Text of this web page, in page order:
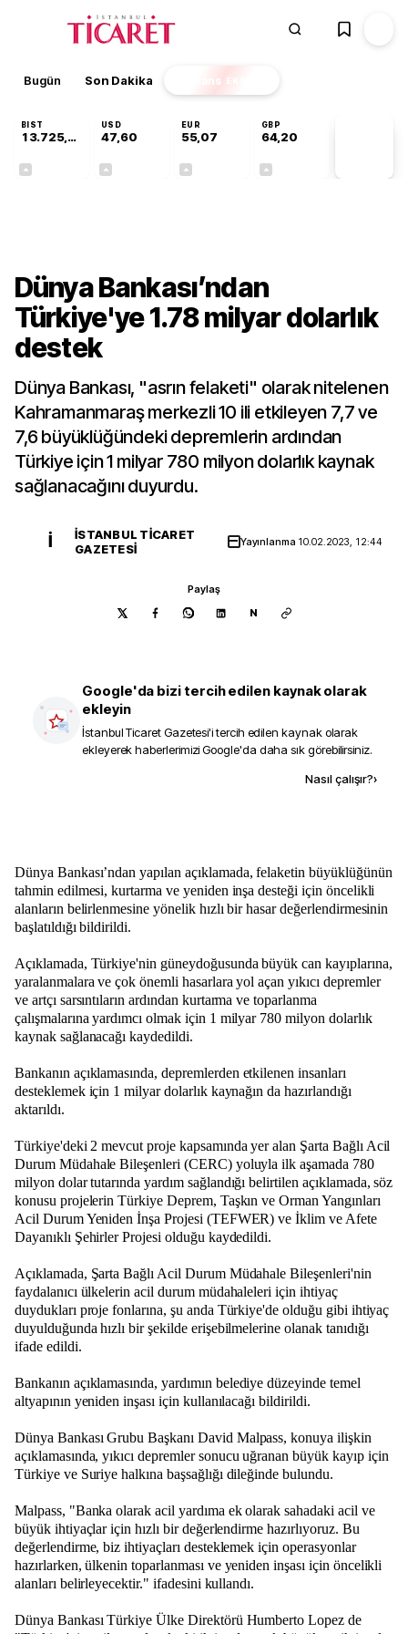
Bugün Son Dakika Finans EKSTRA
BIST
13.725,43
USD
47,60
EUR
55,07
GBP
64,20
Dünya Bankası’ndan
Türkiye'ye 1.78 milyar dolarlık
destek
Dünya Bankası, "asrın felaketi" olarak nitelenen
Kahramanmaraş merkezli 10 ili etkileyen 7,7 ve
7,6 büyüklüğündeki depremlerin ardından
Türkiye için 1 milyar 780 milyon dolarlık kaynak
sağlanacağını duyurdu.
İ
İSTANBUL TICARET
GAZETESI
Yayınlanma 10.02.2023, 12:44
Paylaş
N
Google'da bizi tercih edilen kaynak olarak
ekleyin
İstanbul Ticaret Gazetesi'i tercih edilen kaynak olarak
ekleyerek haberlerimizi Google'da daha sık görebilirsiniz.
Nasıl çalışır?›
Dünya Bankası’ndan yapılan açıklamada, felaketin büyüklüğünün
tahmin edilmesi, kurtarma ve yeniden inşa desteği için öncelikli
alanların belirlenmesine yönelik hızlı bir hasar değerlendirmesinin
başlatıldığı bildirildi.
Açıklamada, Türkiye'nin güneydoğusunda büyük can kayıplarına,
yaralanmalara ve çok önemli hasarlara yol açan yıkıcı depremler
ve artçı sarsıntıların ardından kurtarma ve toparlanma
çalışmalarına yardımcı olmak için 1 milyar 780 milyon dolarlık
kaynak sağlanacağı kaydedildi.
Bankanın açıklamasında, depremlerden etkilenen insanları
desteklemek için 1 milyar dolarlık kaynağın da hazırlandığı
aktarıldı.
Türkiye'deki 2 mevcut proje kapsamında yer alan Şarta Bağlı Acil
Durum Müdahale Bileşenleri (CERC) yoluyla ilk aşamada 780
milyon dolar tutarında yardım sağlandığı belirtilen açıklamada, söz
konusu projelerin Türkiye Deprem, Taşkın ve Orman Yangınları
Acil Durum Yeniden İnşa Projesi (TEFWER) ve İklim ve Afete
Dayanıklı Şehirler Projesi olduğu kaydedildi.
Açıklamada, Şarta Bağlı Acil Durum Müdahale Bileşenleri'nin
faydalanıcı ülkelerin acil durum müdahaleleri için ihtiyaç
duydukları proje fonlarına, şu anda Türkiye'de olduğu gibi ihtiyaç
duyulduğunda hızlı bir şekilde erişebilmelerine olanak tanıdığı
ifade edildi.
Bankanın açıklamasında, yardımın belediye düzeyinde temel
altyapının yeniden inşası için kullanılacağı bildirildi.
Dünya Bankası Grubu Başkanı David Malpass, konuya ilişkin
açıklamasında, yıkıcı depremler sonucu uğranan büyük kayıp için
Türkiye ve Suriye halkına başsağlığı dileğinde bulundu.
Malpass, "Banka olarak acil yardıma ek olarak sahadaki acil ve
büyük ihtiyaçlar için hızlı bir değerlendirme hazırlıyoruz. Bu
değerlendirme, biz ihtiyaçları desteklemek için operasyonlar
hazırlarken, ülkenin toparlanması ve yeniden inşası için öncelikli
alanları belirleyecektir." ifadesini kullandı.
Dünya Bankası Türkiye Ülke Direktörü Humberto Lopez de